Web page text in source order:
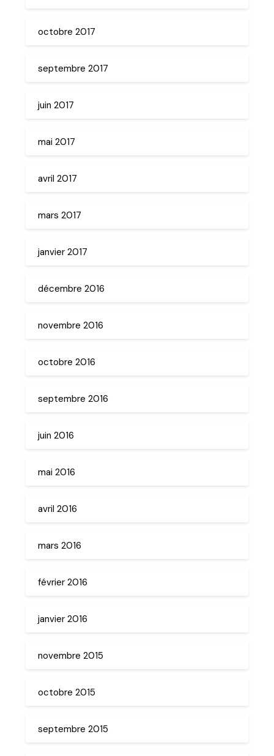
octobre 2017
septembre 2017
juin 2017
mai 2017
avril 2017
mars 2017
janvier 2017
décembre 2016
novembre 2016
octobre 2016
septembre 2016
juin 2016
mai 2016
avril 2016
mars 2016
février 2016
janvier 2016
novembre 2015
octobre 2015
septembre 2015